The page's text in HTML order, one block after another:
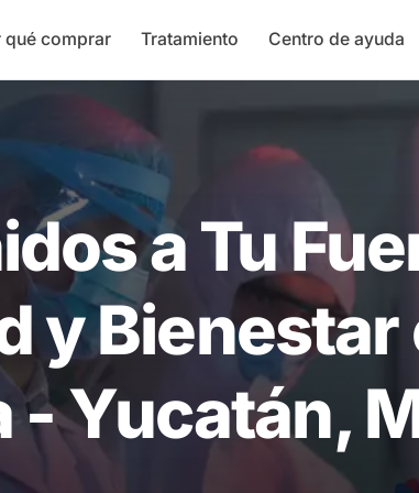
qué comprar Tratamiento Centro de ayuda
a Tu
y Bienestar
- Yucatán,